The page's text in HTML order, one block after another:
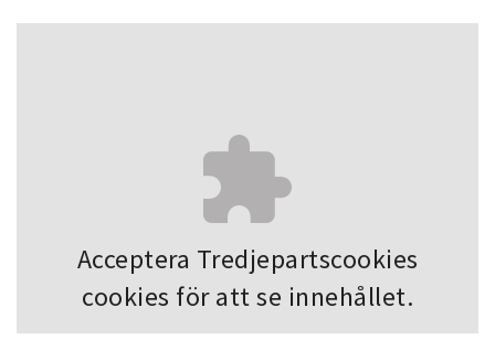
Acceptera Tredjepartscookies
cookies för att se innehållet.